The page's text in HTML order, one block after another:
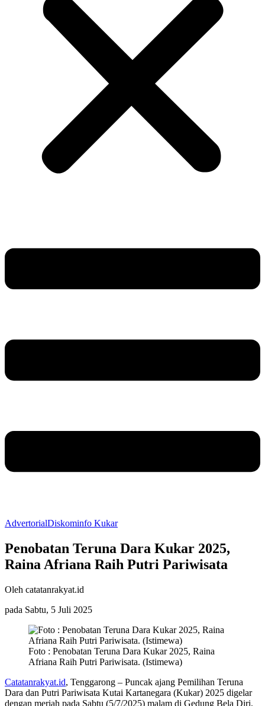
AdvertorialDiskominfo Kukar
Penobatan Teruna Dara Kukar 2025,
Raina Afriana Raih Putri Pariwisata
Oleh catatanrakyat.id
pada Sabtu, 5 Juli 2025
Foto : Penobatan Teruna Dara Kukar 2025, Raina
Afriana Raih Putri Pariwisata. (Istimewa)
Catatanrakyat.id, Tenggarong – Puncak ajang Pemilihan Teruna
Dara dan Putri Pariwisata Kutai Kartanegara (Kukar) 2025 digelar
dengan meriah pada Sabtu (5/7/2025) malam di Gedung Bela Diri,